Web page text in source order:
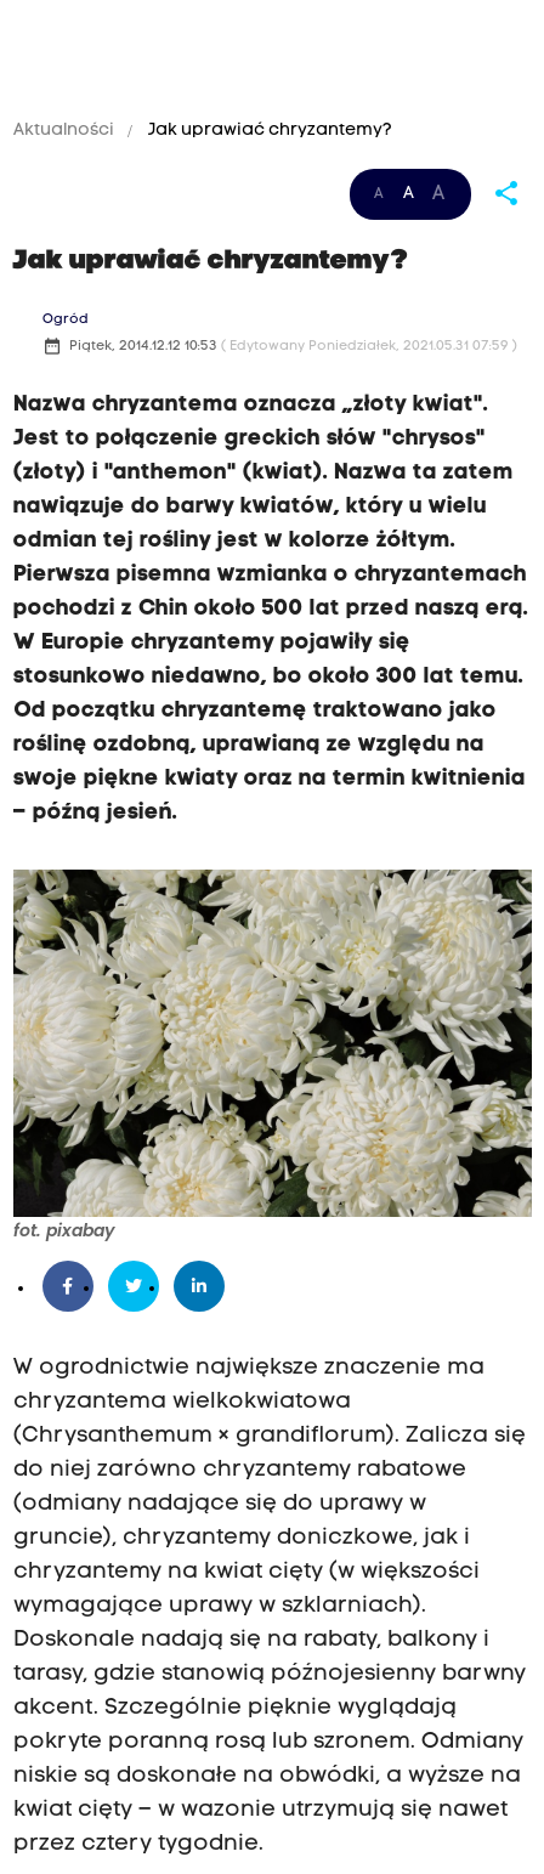
Aktualności Jak uprawiać chryzantemy?
A A A share
Jak uprawiać chryzantemy?
Ogród
date_range Piątek, 2014.12.12 10:53 ( Edytowany Poniedziałek, 2021.05.31 07:59 )
Nazwa chryzantema oznacza „złoty kwiat".
Jest to połączenie greckich słów "chrysos"
(złoty) i "anthemon" (kwiat). Nazwa ta zatem
nawiązuje do barwy kwiatów, który u wielu
odmian tej rośliny jest w kolorze żółtym.
Pierwsza pisemna wzmianka o chryzantemach
pochodzi z Chin około 500 lat przed naszą erą.
W Europie chryzantemy pojawiły się
stosunkowo niedawno, bo około 300 lat temu.
Od początku chryzantemę traktowano jako
roślinę ozdobną, uprawianą ze względu na
swoje piękne kwiaty oraz na termin kwitnienia
– późną jesień.
fot. pixabay
W ogrodnictwie największe znaczenie ma
chryzantema wielkokwiatowa
(Chrysanthemum × grandiflorum). Zalicza się
do niej zarówno chryzantemy rabatowe
(odmiany nadające się do uprawy w
gruncie), chryzantemy doniczkowe, jak i
chryzantemy na kwiat cięty (w większości
wymagające uprawy w szklarniach).
Doskonale nadają się na rabaty, balkony i
tarasy, gdzie stanowią późnojesienny barwny
akcent. Szczególnie pięknie wyglądają
pokryte poranną rosą lub szronem. Odmiany
niskie są doskonałe na obwódki, a wyższe na
kwiat cięty – w wazonie utrzymują się nawet
przez cztery tygodnie.